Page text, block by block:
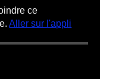
ce
Aller sur l'appli